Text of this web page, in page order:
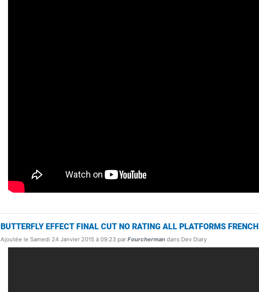
BUTTERFLY EFFECT FINAL CUT NO RATING ALL PLATFORMS FRENCH
Ajoutée le Samedi 24 Janvier 2015 à 09:23 parFourchermandans Dev Diary